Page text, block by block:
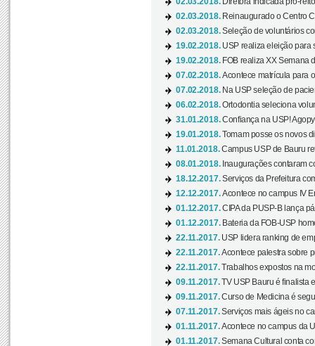
02.03.2018. Reinaugurado o Centro
02.03.2018.Seleção de voluntários
19.02.2018. USP realiza eleição para
19.02.2018. FOB realiza XX Semana
07.02.2018.Acontece matrícula para
07.02.2018. Na USP seleção de
06.02.2018.Ortodontia seleciona
31.01.2018.Confiança na USP!
19.01.2018.Tomam posse os novos
11.01.2018.Campus USP de Bauru
08.01.2018. Inaugurações contaram
18.12.2017.Serviços da Prefeitura
12.12.2017.Acontece no campus IV
01.12.2017.CIPA da PUSP-B lança
01.12.2017. Bateria da FOB-USP
22.11.2017. USP lidera ranking de
22.11.2017.Acontece palestra sobre
22.11.2017.Trabalhos expostos na
09.11.2017.TV USP Bauru é finalista
09.11.2017.Curso de Medicina é
07.11.2017.Serviços mais ágeis no
01.11.2017.Acontece no campus da
01.11.2017.Semana Cultural conta